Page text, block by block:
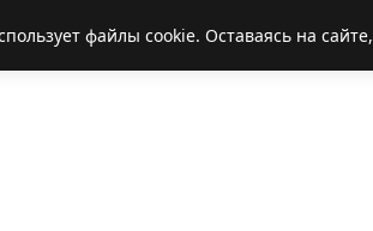
файлы cookie. Оставаясь на